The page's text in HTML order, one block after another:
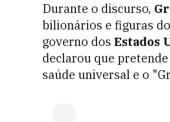
Durante o discurso,
bilionários e figuras
governo dos Estados
declarou que
saúde universal e o